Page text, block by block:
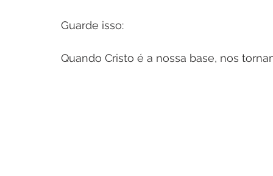
Guarde isso:
Quando Cristo é a nossa base, nos